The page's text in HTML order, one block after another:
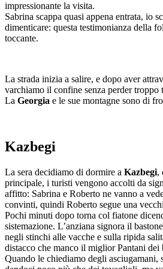
impressionante la visita.
Sabrina scappa quasi appena entrata, io
dimenticare: questa testimonianza della
toccante.
La strada inizia a salire, e dopo aver
varchiamo il confine senza perder troppo
La Georgia e le sue montagne sono di
Kazbegi
La sera decidiamo di dormire a Kazbegi,
principale, i turisti vengono accolti da
affitto: Sabrina e Roberto ne vanno a
convinti, quindi Roberto segue una
Pochi minuti dopo torna col fiatone
sistemazione. L’anziana signora il
negli stinchi alle vacche e sulla ripida
distacco che manco il miglior Pantani
Quando le chiediamo degli asciugamani,